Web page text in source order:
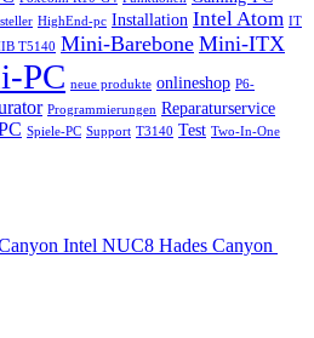
HighEnd-pc Installation Intel Atom IT
T5140 Mini-Barebone Mini-ITX
PC neue produkte onlineshop P6-
Programmierungen Reparaturservice
Spiele-PC Support T3140 Test Two-In-One
Intel NUC8 Hades Canyon